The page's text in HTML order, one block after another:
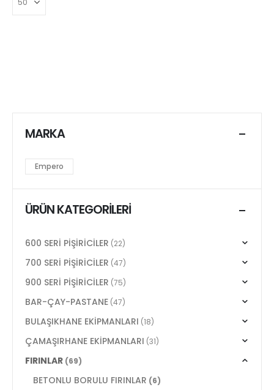
MARKA
Empero
ÜRÜN KATEGORILERI
600 SERİ PİŞİRİCİLER (22)
700 SERİ PİŞİRİCİLER (47)
900 SERİ PİŞİRİCİLER (75)
BAR-ÇAY-PASTANE (47)
BULAŞIKHANE EKİPMANLARI (18)
ÇAMAŞIRHANE EKİPMANLARI (31)
FIRINLAR (69)
BETONLU BORULU FIRINLAR (6)